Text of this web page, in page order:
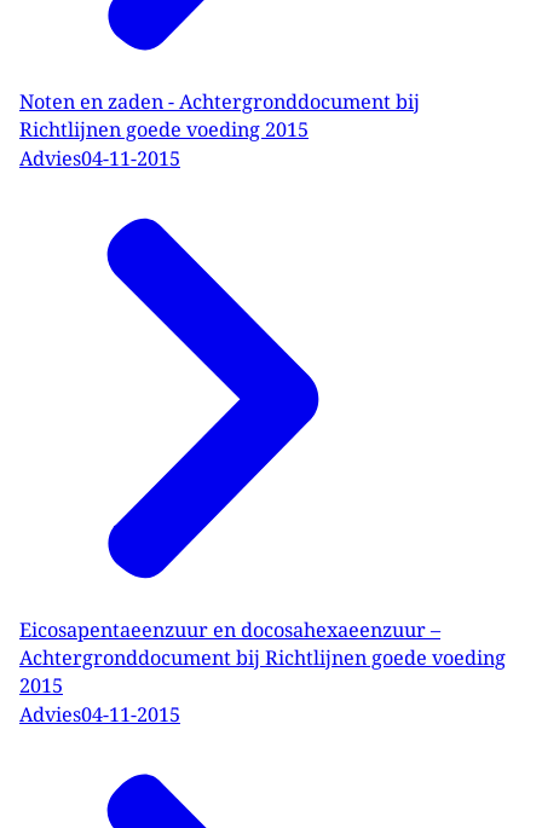
Noten en zaden - Achtergronddocument bij
Richtlijnen goede voeding 2015
Advies04-11-2015
Eicosapentaeenzuur en docosahexaeenzuur –
Achtergronddocument bij Richtlijnen goede voeding
2015
Advies04-11-2015